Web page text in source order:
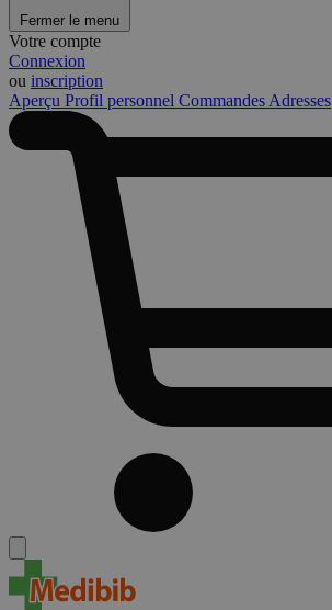
Fermer le menu
Votre compte
Connexion
ou inscription
Aperçu Profil personnel Commandes Adresses